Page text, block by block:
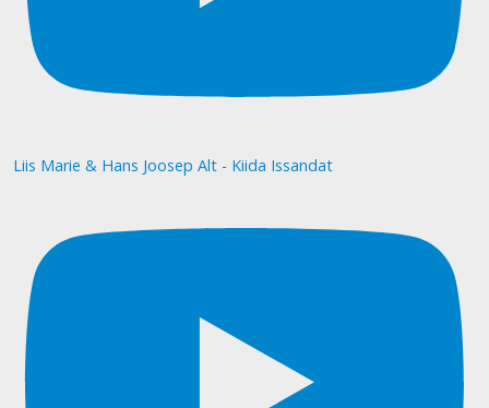
Liis Marie & Hans Joosep Alt - Kiida Issandat